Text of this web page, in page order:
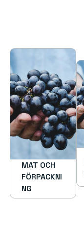
MAT OCH
FÖRPACKNI
NG